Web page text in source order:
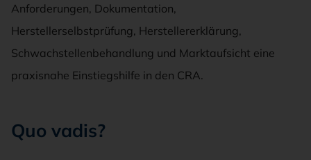
Anforderungen, Dokumentation,
Herstellerselbstprüfung, Herstellererklärung,
Schwachstellenbehandlung und Marktaufsicht eine
praxisnahe Einstiegshilfe in den CRA.
Quo vadis?